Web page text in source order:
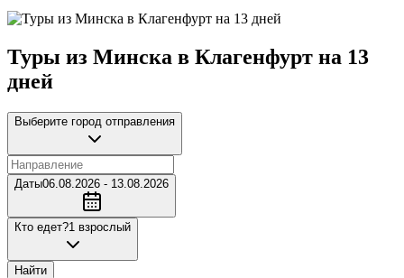
Туры из Минска в Клагенфурт на 13
дней
Выберите город отправления
Даты06.08.2026 - 13.08.2026
Кто едет?1 взрослый
Найти